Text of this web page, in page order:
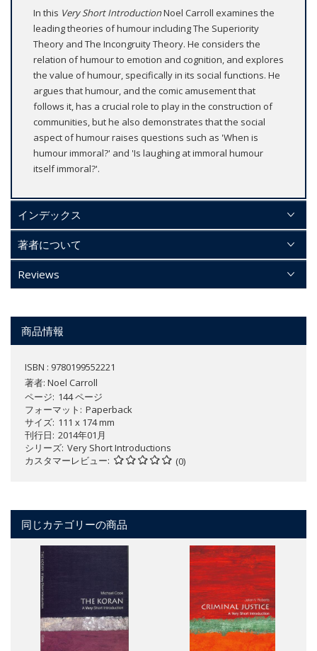
In this Very Short IntroductionNoel Carroll examines the
leading theories of humour including The Superiority
Theory and The Incongruity Theory. He considers the
relation of humour to emotion and cognition, and explores
the value of humour, specifically in its social functions. He
argues that humour, and the comic amusement that
follows it, has a crucial role to play in the construction of
communities, but he also demonstrates that the social
aspect of humour raises questions such as 'When is
humour immoral?' and 'Is laughing at immoral humour
itself immoral?'.
インデックス
著者について
Reviews
商品情報
ISBN : 9780199552221
著者: Noel Carroll
ページ 144 ページ
フォーマット
Paperback
サイズ 111 x 174 mm
刊行日 2014年01月
シリーズ Very Short Introductions
カスタマーレビュー
(0)
同じカテゴリーの商品